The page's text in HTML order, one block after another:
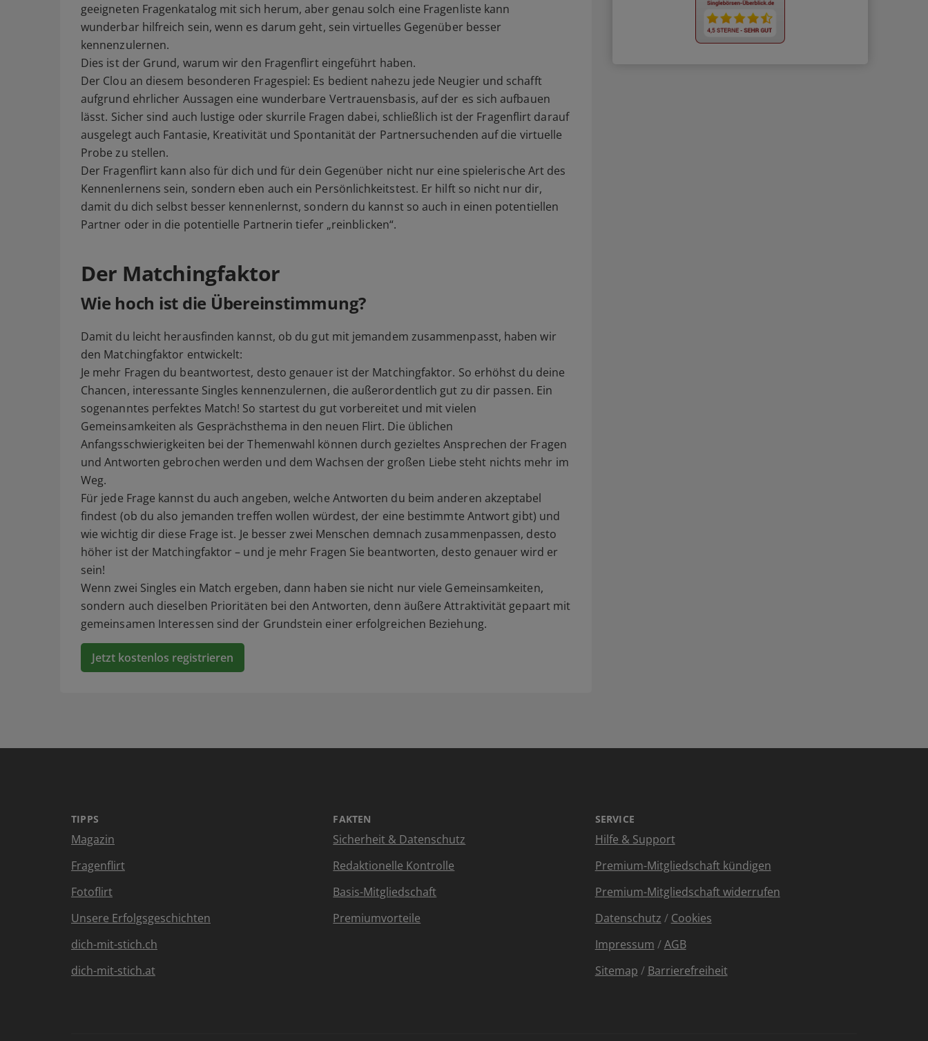
geeigneten Fragenkatalog mit sich herum, aber genau solch eine Fragenliste kann
wunderbar hilfreich sein, wenn es darum geht, sein virtuelles Gegenüber besser
kennenzulernen.
Dies ist der Grund, warum wir den Fragenflirt eingeführt haben.
Der Clou an diesem besonderen Fragespiel: Es bedient nahezu jede Neugier und schafft
aufgrund ehrlicher Aussagen eine wunderbare Vertrauensbasis, auf der es sich aufbauen
lässt. Sicher sind auch lustige oder skurrile Fragen dabei, schließlich ist der Fragenflirt darauf
ausgelegt auch Fantasie, Kreativität und Spontanität der Partnersuchenden auf die virtuelle
Probe zu stellen.
Der Fragenflirt kann also für dich und für dein Gegenüber nicht nur eine spielerische Art des
Kennenlernens sein, sondern eben auch ein Persönlichkeitstest. Er hilft so nicht nur dir,
damit du dich selbst besser kennenlernst, sondern du kannst so auch in einen potentiellen
Partner oder in die potentielle Partnerin tiefer „reinblicken“.
Der Matchingfaktor
Wie hoch ist die Übereinstimmung?
Damit du leicht herausfinden kannst, ob du gut mit jemandem zusammenpasst, haben wir
den Matchingfaktor entwickelt:
Je mehr Fragen du beantwortest, desto genauer ist der Matchingfaktor. So erhöhst du deine
Chancen, interessante Singles kennenzulernen, die außerordentlich gut zu dir passen. Ein
sogenanntes perfektes Match! So startest du gut vorbereitet und mit vielen
Gemeinsamkeiten als Gesprächsthema in den neuen Flirt. Die üblichen
Anfangsschwierigkeiten bei der Themenwahl können durch gezieltes Ansprechen der Fragen
und Antworten gebrochen werden und dem Wachsen der großen Liebe steht nichts mehr im
Weg.
Für jede Frage kannst du auch angeben, welche Antworten du beim anderen akzeptabel
findest (ob du also jemanden treffen wollen würdest, der eine bestimmte Antwort gibt) und
wie wichtig dir diese Frage ist. Je besser zwei Menschen demnach zusammenpassen, desto
höher ist der Matchingfaktor – und je mehr Fragen Sie beantworten, desto genauer wird er
sein!
Wenn zwei Singles ein Match ergeben, dann haben sie nicht nur viele Gemeinsamkeiten,
sondern auch dieselben Prioritäten bei den Antworten, denn äußere Attraktivität gepaart mit
gemeinsamen Interessen sind der Grundstein einer erfolgreichen Beziehung.
Jetzt kostenlos registrieren
TIPPS
Magazin
Fragenflirt
Fotoflirt
Unsere Erfolgsgeschichten
dich-mit-stich.ch
dich-mit-stich.at
FAKTEN
Sicherheit & Datenschutz
Redaktionelle Kontrolle
Basis-Mitgliedschaft
Premiumvorteile
SERVICE
Hilfe & Support
Premium-Mitgliedschaft kündigen
Premium-Mitgliedschaft widerrufen
Datenschutz / Cookies
Impressum /AGB
Sitemap / Barrierefreiheit